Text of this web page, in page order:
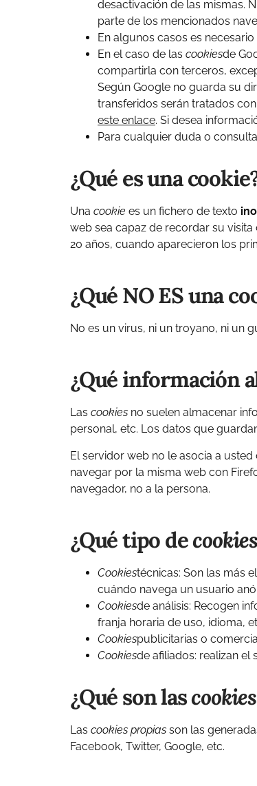
desactivación de las mismas.
parte de los mencionados
En algunos casos es necesario
En el caso de las cookiesde
compartirla con terceros,
Según Google no guarda su
transferidos serán tratados
este enlace. Si desea
Para cualquier duda o
¿Qué es una
Una cookie es un fichero de texto
web sea capaz de recordar su
20 años, cuando aparecieron los
¿Qué NO ES una
No es un virus, ni un troyano, ni un
¿Qué información
Las cookies no suelen almacenar
personal, etc. Los datos que
El servidor web no le asocia a
navegar por la misma web con
navegador, no a la persona.
¿Qué tipo decookies
Cookiestécnicas: Son las más
cuándo navega un usuario
Cookiesde análisis: Recogen
franja horaria de uso, idioma,
Cookiespublicitarias o
Cookiesde afiliados: realizan el
¿Qué son lascookies
Las cookies propias son las
Facebook, Twitter, Google, etc.